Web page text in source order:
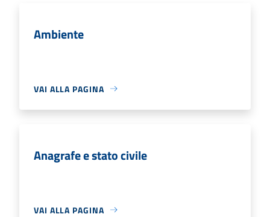
Ambiente
VAI ALLA PAGINA
Anagrafe e stato civile
VAI ALLA PAGINA